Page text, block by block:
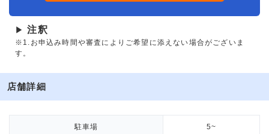
▶ 注釈
※1.お申込み時間や審査によりご希望に添えない場合がございま
す。
店舗詳細
駐車場 5~